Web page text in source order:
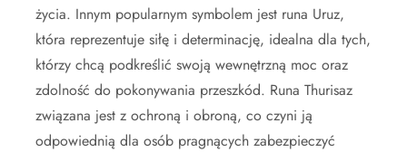
życia. Innym popularnym symbolem jest runa Uruz,
która reprezentuje siłę i determinację, idealna dla tych,
którzy chcą podkreślić swoją wewnętrzną moc oraz
zdolność do pokonywania przeszkód. Runa Thurisaz
związana jest z ochroną i obroną, co czyni ją
odpowiednią dla osób pragnących zabezpieczyć